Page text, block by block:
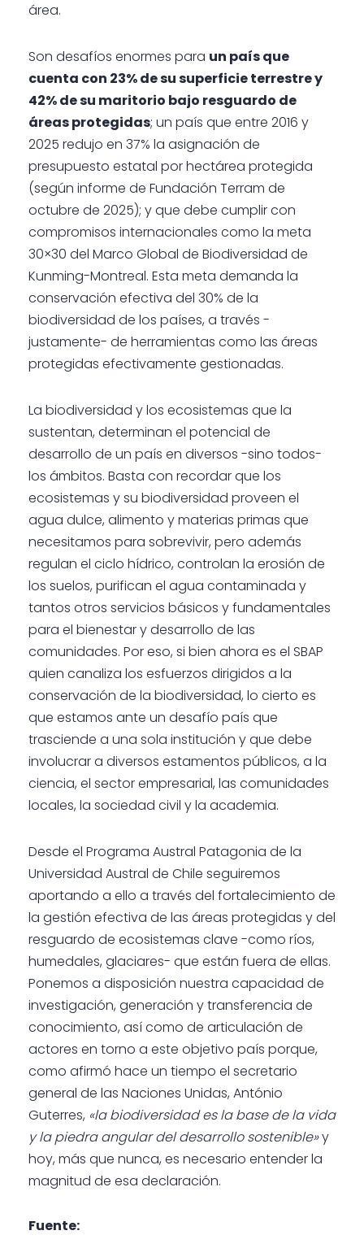
área.
Son desafíos enormes para un país que
cuenta con 23% de su superficie terrestre y
42% de su maritorio bajo resguardo de
áreas protegidas; un país que entre 2016 y
2025 redujo en 37% la asignación de
presupuesto estatal por hectárea protegida
(según informe de Fundación Terram de
octubre de 2025); y que debe cumplir con
compromisos internacionales como la meta
30×30 del Marco Global de Biodiversidad de
Kunming-Montreal. Esta meta demanda la
conservación efectiva del 30% de la
biodiversidad de los países, a través -
justamente- de herramientas como las áreas
protegidas efectivamente gestionadas.
La biodiversidad y los ecosistemas que la
sustentan, determinan el potencial de
desarrollo de un país en diversos -sino todos-
los ámbitos. Basta con recordar que los
ecosistemas y su biodiversidad proveen el
agua dulce, alimento y materias primas que
necesitamos para sobrevivir, pero además
regulan el ciclo hídrico, controlan la erosión de
los suelos, purifican el agua contaminada y
tantos otros servicios básicos y fundamentales
para el bienestar y desarrollo de las
comunidades. Por eso, si bien ahora es el SBAP
quien canaliza los esfuerzos dirigidos a la
conservación de la biodiversidad, lo cierto es
que estamos ante un desafío país que
trasciende a una sola institución y que debe
involucrar a diversos estamentos públicos, a la
ciencia, el sector empresarial, las comunidades
locales, la sociedad civil y la academia.
Desde el Programa Austral Patagonia de la
Universidad Austral de Chile seguiremos
aportando a ello a través del fortalecimiento de
la gestión efectiva de las áreas protegidas y del
resguardo de ecosistemas clave -como ríos,
humedales, glaciares- que están fuera de ellas.
Ponemos a disposición nuestra capacidad de
investigación, generación y transferencia de
conocimiento, así como de articulación de
actores en torno a este objetivo país porque,
como afirmó hace un tiempo el secretario
general de las Naciones Unidas, António
Guterres, «la biodiversidad es la base de la vida
y la piedra angular del desarrollo sostenible»y
hoy, más que nunca, es necesario entender la
magnitud de esa declaración.
Fuente: